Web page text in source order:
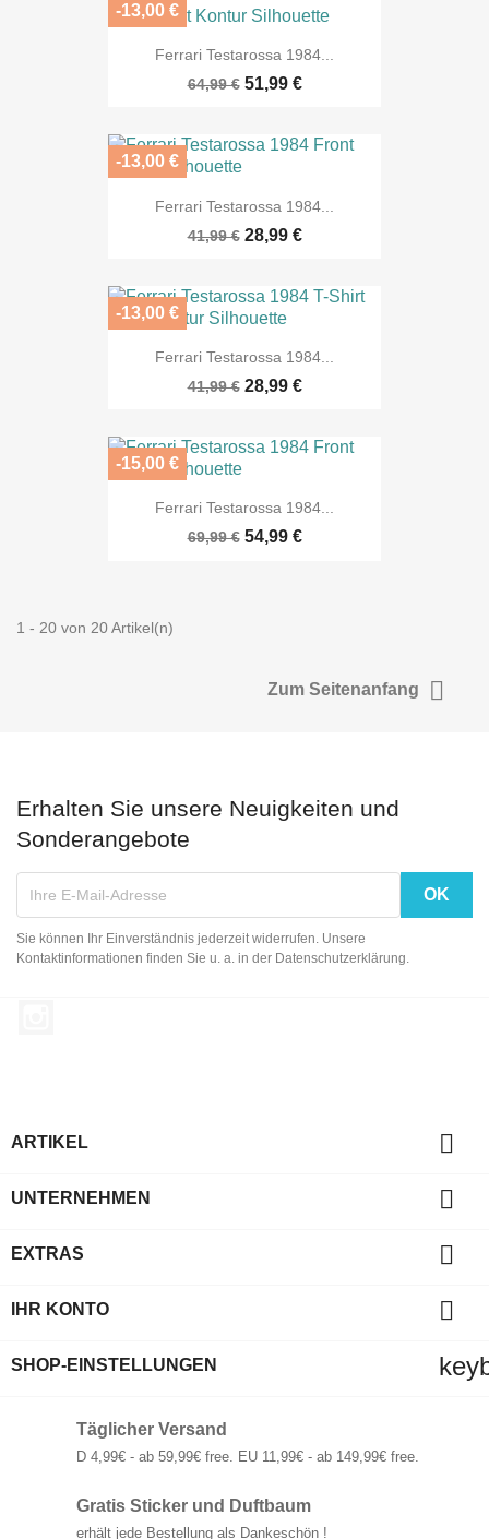
Ferrari Testarossa 1984...
64,99 € 51,99 €
-13,00 €
Ferrari Testarossa 1984...
41,99 € 28,99 €
-13,00 €
Ferrari Testarossa 1984...
41,99 € 28,99 €
-13,00 €
Ferrari Testarossa 1984...
69,99 € 54,99 €
-15,00 €
1 - 20 von 20 Artikel(n)
Zum Seitenanfang 
Erhalten Sie unsere Neuigkeiten und
Sonderangebote
Sie können Ihr Einverständnis jederzeit widerrufen. Unsere
Kontaktinformationen finden Sie u. a. in der Datenschutzerklärung.
ARTIKEL 
UNTERNEHMEN 
EXTRAS 
IHR KONTO 
SHOP-EINSTELLUNGEN
Täglicher Versand
D 4,99€ - ab 59,99€ free. EU 11,99€ - ab 149,99€ free.
Gratis Sticker und Duftbaum
erhält jede Bestellung als Dankeschön !